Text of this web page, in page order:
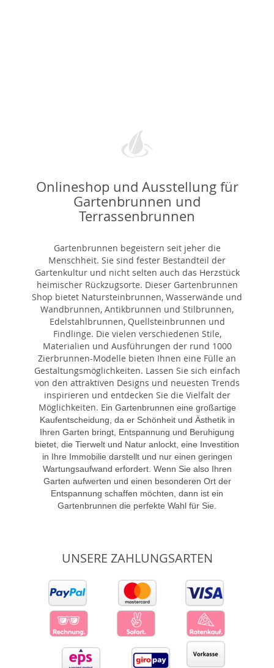
Onlineshop und Ausstellung für
Gartenbrunnen und
Terrassenbrunnen
Gartenbrunnen begeistern seit jeher die
Menschheit. Sie sind fester Bestandteil der
Gartenkultur und nicht selten auch das Herzstück
heimischer Rückzugsorte. Dieser Gartenbrunnen
Shop bietet Natursteinbrunnen, Wasserwände und
Wandbrunnen, Antikbrunnen und Stilbrunnen,
Edelstahlbrunnen, Quellsteinbrunnen und
Findlinge. Die vielen verschiedenen Stile,
Materialien und Ausführungen der rund 1000
Zierbrunnen-Modelle bieten Ihnen eine Fülle an
Gestaltungsmöglichkeiten. Lassen Sie sich einfach
von den attraktiven Designs und neuesten Trends
inspirieren und entdecken Sie die Vielfalt der
Möglichkeiten. Ein Gartenbrunnen eine großartige
Kaufentscheidung, da er Schönheit und Ästhetik in
Ihren Garten bringt, Entspannung und Beruhigung
bietet, die Tierwelt und Natur anlockt, eine Investition
in Ihre Immobilie darstellt und nur einen geringen
Wartungsaufwand erfordert. Wenn Sie also Ihren
Garten aufwerten und einen besonderen Ort der
Entspannung schaffen möchten, dann ist ein
Gartenbrunnen die perfekte Wahl für Sie.
UNSERE ZAHLUNGSARTEN